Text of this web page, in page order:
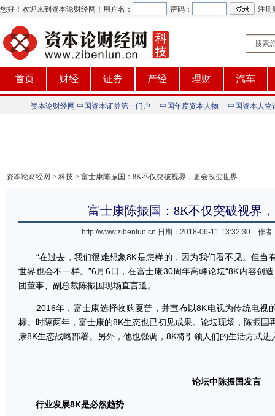
您好！欢迎来到资本论财经网！ 用户名： 密码： 注册
首页 财经 证券 产经 理财 汽车
资本论财经网|中国资本证券第一门户 中国年度资本人物 中国资本人物
资本论财经网 > 科技 > 富士康陈振国：8K不仅突破视界，更会改变世界
富士康陈振国：8K不仅突破视界
http://www.zibenlun.cn 日期：2018-06-11 13:32:30 作
“在过去，我们很难想象8K是怎样的，因为我们看不见。但当
世界也会不一样。”6月6日，在富士康30周年高峰论坛“8K内容创
团董事、副总裁陈振国现场直言道。
2016年，富士康选择收购夏普，并宣布以8K电视为传统电视
标。时隔两年，富士康的8K生态也已初见成果。论坛现场，陈振国
康8K生态战略部署。另外，他也强调，8K将引领人们的生活方式进
论坛中陈振国发言
行业发展8K是必然趋势